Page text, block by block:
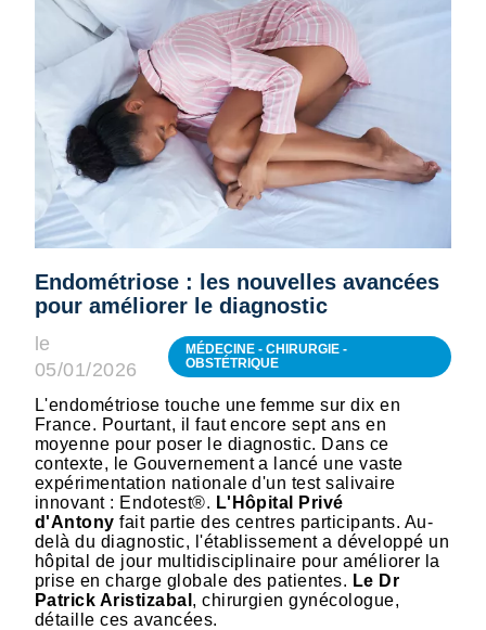
Endométriose : les nouvelles avancées
pour améliorer le diagnostic
le
05/01/2026
MÉDECINE - CHIRURGIE -
OBSTÉTRIQUE
L'endométriose touche une femme sur dix en
France. Pourtant, il faut encore sept ans en
moyenne pour poser le diagnostic. Dans ce
contexte, le Gouvernement a lancé une vaste
expérimentation nationale d'un test salivaire
innovant : Endotest®. L'Hôpital Privé
d'Antonyfait partie des centres participants. Au-
delà du diagnostic, l'établissement a développé un
hôpital de jour multidisciplinaire pour améliorer la
prise en charge globale des patientes. Le Dr
Patrick Aristizabal , chirurgien gynécologue,
détaille ces avancées.